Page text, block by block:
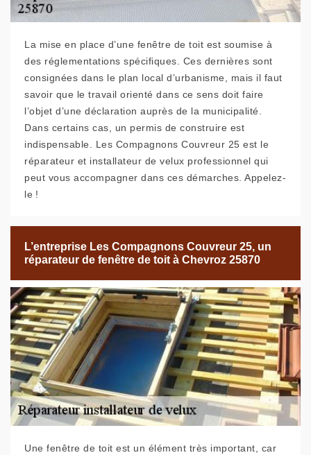
La mise en place d’une fenêtre de toit est soumise à
des réglementations spécifiques. Ces dernières sont
consignées dans le plan local d’urbanisme, mais il faut
savoir que le travail orienté dans ce sens doit faire
l’objet d’une déclaration auprès de la municipalité.
Dans certains cas, un permis de construire est
indispensable. Les Compagnons Couvreur 25 est le
réparateur et installateur de velux professionnel qui
peut vous accompagner dans ces démarches. Appelez-
le !
L’entreprise Les Compagnons Couvreur 25, un
réparateur de fenêtre de toit à Chevroz 25870
Une fenêtre de toit est un élément très important, car